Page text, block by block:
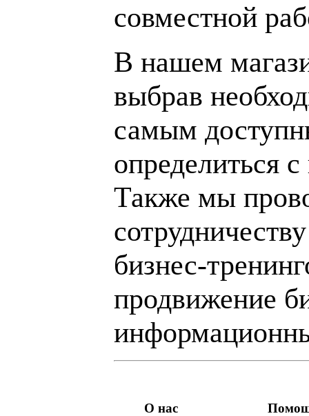
совместной
В нашем
выбрав
самым
определиться
Также мы
бизнес-
продвижение
О нас